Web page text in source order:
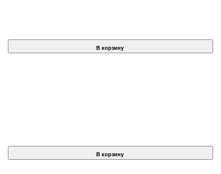
В корзину
В корзину